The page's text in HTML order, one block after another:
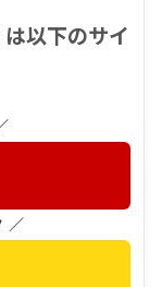
以下のサイ
／